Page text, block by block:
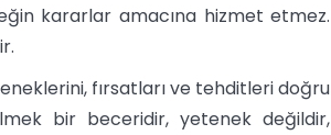
kararlar amacına hizmet etmez.
fırsatları ve tehditleri doğru
bir beceridir, yetenek değildir,